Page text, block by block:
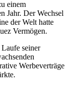
einem
Jahr. Der Wechsel
der Welt hatte
Vermögen.
seiner
Werbeverträge